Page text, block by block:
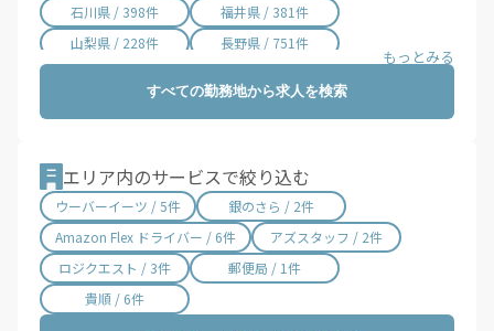
石川県 / 398件
福井県 / 381件
山梨県 / 228件
長野県 / 751件
愛知県 / 2,970件
三重県 / 996件
大阪府 / 3,197件
兵庫県 / 2,450件
奈良県 / 617件
和歌山県 / 294件
鳥取県 / 187件
島根県 / 197件
岡山県 / 740件
広島県 / 1,470件
山口県 / 355件
徳島県 / 158件
愛媛県 / 435件
すべての勤務地から求人を検索
エリア内のサービスで絞り込む
ウーバーイーツ / 5件
銀のさら / 2件
Amazon Flex ドライバー / 6件
アズスタッフ / 2件
ロジクエスト / 3件
郵便局 / 1件
貴順 / 6件